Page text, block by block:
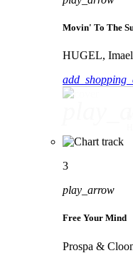
Movin' To The
HUGEL,
3
play_arrow
Free Your Mind
Prospa &